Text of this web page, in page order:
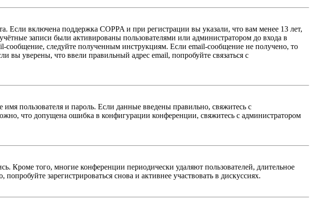
Если включена поддержка COPPA и при регистрации вы указали, что вам менее 13 лет,
записи были активированы пользователями или администратором до входа в
сообщение, следуйте полученным инструкциям. Если email-сообщение не получено, то
вы уверены, что ввели правильный адрес email, попробуйте связаться с
пользователя и пароль. Если данные введены правильно, свяжитесь с
что допущена ошибка в конфигурации конференции, свяжитесь с администратором
Кроме того, многие конференции периодически удаляют пользователей, длительное
зарегистрироваться снова и активнее участвовать в дискуссиях.